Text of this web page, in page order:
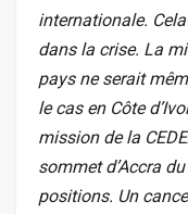
internationale.
dans la crise. La
pays ne serait
le cas en Côte
mission de la
sommet d’Accra
positions. Un